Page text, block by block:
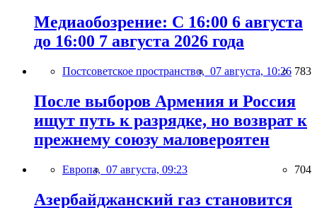
Медиаобозрение: С 16:00 6 августа
до 16:00 7 августа 2026 года
Постсоветское пространство, 07 августа, 10:26 783
После выборов Армения и Россия
ищут путь к разрядке, но возврат к
прежнему союзу маловероятен
Европа, 07 августа, 09:23 704
Азербайджанский газ становится